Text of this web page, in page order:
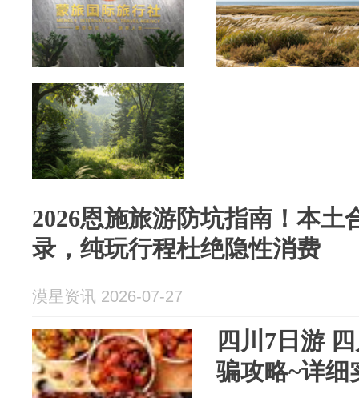
2026恩施旅游防坑指南！本土
录，纯玩行程杜绝隐性消费
漠星资讯 2026-07-27
四川7日游
骗攻略~详细